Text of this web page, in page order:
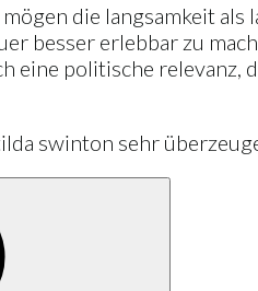
die langsamkeit
besser erlebbar zu
eine politische
swinton sehr